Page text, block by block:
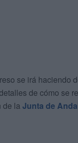
se irá haciendo
de cómo se
de la Junta de